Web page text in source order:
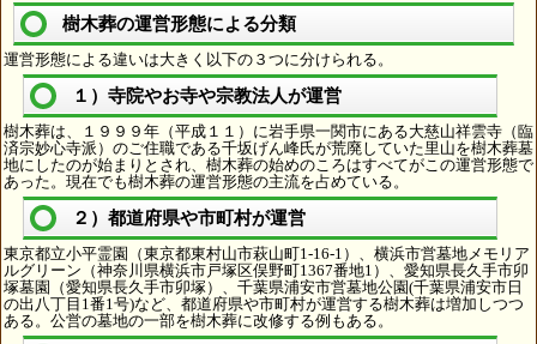
樹木葬の運営形態による分類
運営形態による違いは大きく以下の３つに分けられる。
１）寺院やお寺や宗教法人が運営
樹木葬は、１９９９年（平成１１）に岩手県一関市にある大慈山祥雲寺（臨
済宗妙心寺派）のご住職である千坂げん峰氏が荒廃していた里山を樹木葬墓
地にしたのが始まりとされ、樹木葬の始めのころはすべてがこの運営形態で
あった。現在でも樹木葬の運営形態の主流を占めている。
２）都道府県や市町村が運営
東京都立小平霊園（東京都東村山市萩山町1-16-1）、横浜市営墓地メモリア
ルグリーン（神奈川県横浜市戸塚区俣野町1367番地1）、愛知県長久手市卯
塚墓園（愛知県長久手市卯塚）、千葉県浦安市営墓地公園(千葉県浦安市日
の出八丁目1番1号)など、都道府県や市町村が運営する樹木葬は増加しつつ
ある。公営の墓地の一部を樹木葬に改修する例もある。